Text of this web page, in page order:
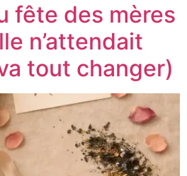
INFUSION
FASHIONISTA
fête des mères
n’attendait
tout changer)